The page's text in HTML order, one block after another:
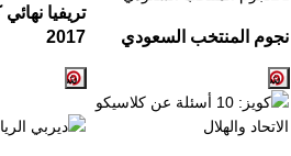
نجوم المنتخب السعودي
تريفيا
2017